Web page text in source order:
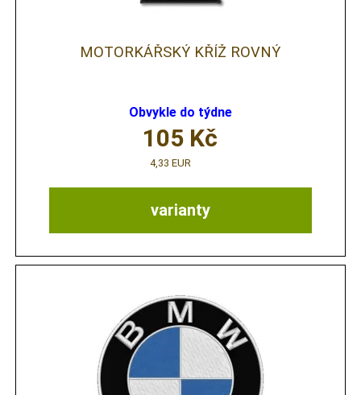
MOTORKÁŘSKÝ KŘÍŽ ROVNÝ
Obvykle do týdne
varianty
105 Kč
4,33 EUR